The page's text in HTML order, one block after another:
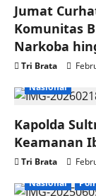
Jumat
Komunitas
Narkoba
Tri Brata
Nasional
Kapolda
Keamanan
Tri Brata
Nasional